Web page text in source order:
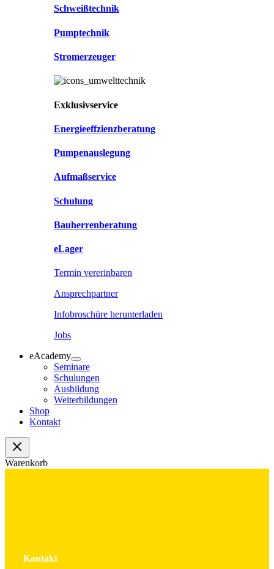
Schweißtechnik
Pumptechnik
Stromerzeuger
Exklusivservice
Energieeffzienzberatung
Pumpenauslegung
Aufmaßservice
Schulung
Bauherrenberatung
eLager
Termin vererinbaren
Ansprechpartner
Infobroschüre herunterladen
Jobs
eAcademy
Seminare
Schulungen
Ausbildung
Weiterbildungen
Shop
Kontakt
Warenkorb
Kontakt